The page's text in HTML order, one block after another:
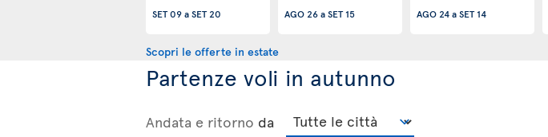
SET 09aSET 20
AGO 26aSET 15
AGO 24aSET 14
Scopri le offerte in estate
Partenze voli in autunno
Andata e ritorno da